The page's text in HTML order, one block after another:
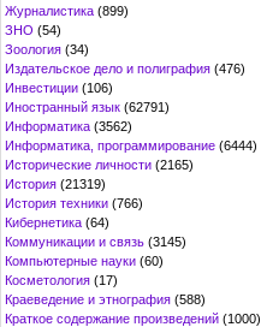
Журналистика (899)
ЗНО (54)
Зоология (34)
Издательское дело и полиграфия (476)
Инвестиции (106)
Иностранный язык (62791)
Информатика (3562)
Информатика, программирование (6444)
Исторические личности (2165)
История (21319)
История техники (766)
Кибернетика (64)
Коммуникации и связь (3145)
Компьютерные науки (60)
Косметология (17)
Краеведение и этнография (588)
Краткое содержание произведений (1000)